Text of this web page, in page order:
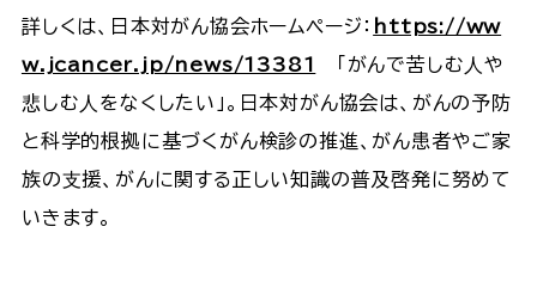
詳しくは、日本対がん協会ホームページ： https://ww
w.jcancer.jp/news/13381
「がんで苦しむ⼈や
悲しむ⼈をなくしたい」。日本対がん協会は、がんの予防
と科学的根拠に基づくがん検診の推進、がん患者やご家
族の⽀援、がんに関する正しい知識の普及啓発に努めて
いきます。